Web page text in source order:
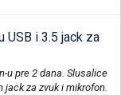
USB i 3.5 jack za
u pre 2 dana. Slusalice
jack za zvuk i mikrofon.